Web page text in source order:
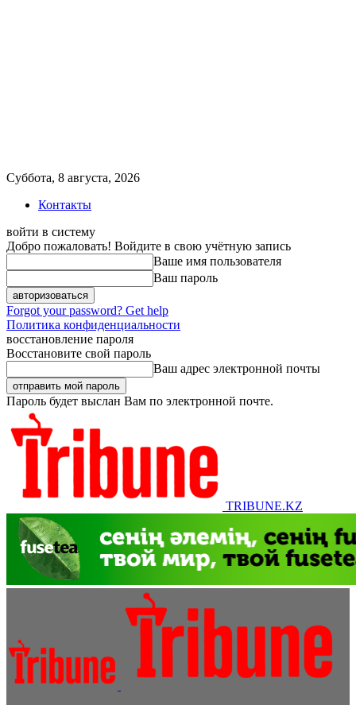
Суббота, 8 августа, 2026
Контакты
войти в систему
Добро пожаловать! Войдите в свою учётную запись
Ваше имя пользователя
Ваш пароль
Forgot your password? Get help
Политика конфиденциальности
восстановление пароля
Восстановите свой пароль
Ваш адрес электронной почты
Пароль будет выслан Вам по электронной почте.
TRIBUNE.KZ